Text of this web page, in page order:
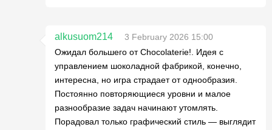
alkusuom214
3 February 2026 15:00
Ожидал большего от Chocolaterie!. Идея с
управлением шоколадной фабрикой, конечно,
интересна, но игра страдает от однообразия.
Постоянно повторяющиеся уровни и малое
разнообразие задач начинают утомлять.
Порадовал только графический стиль — выглядит